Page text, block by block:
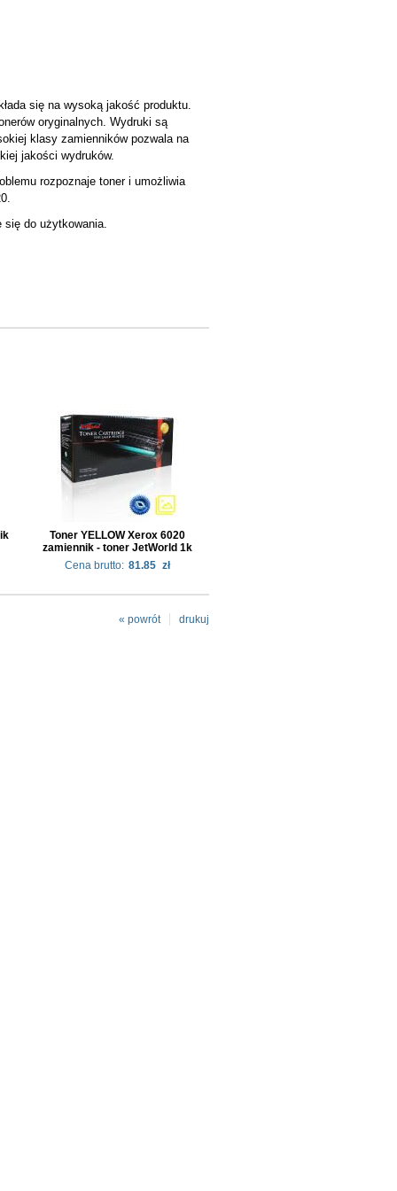
się na wysoką jakość produktu.
oryginalnych. Wydruki są
klasy zamienników pozwala na
jakości wydruków.
rozpoznaje toner i umożliwia
się do użytkowania.
Toner YELLOW Xerox 6020
zamiennik - toner JetWorld 1k
Cena brutto: 81.85 zł
drukuj
« powrót